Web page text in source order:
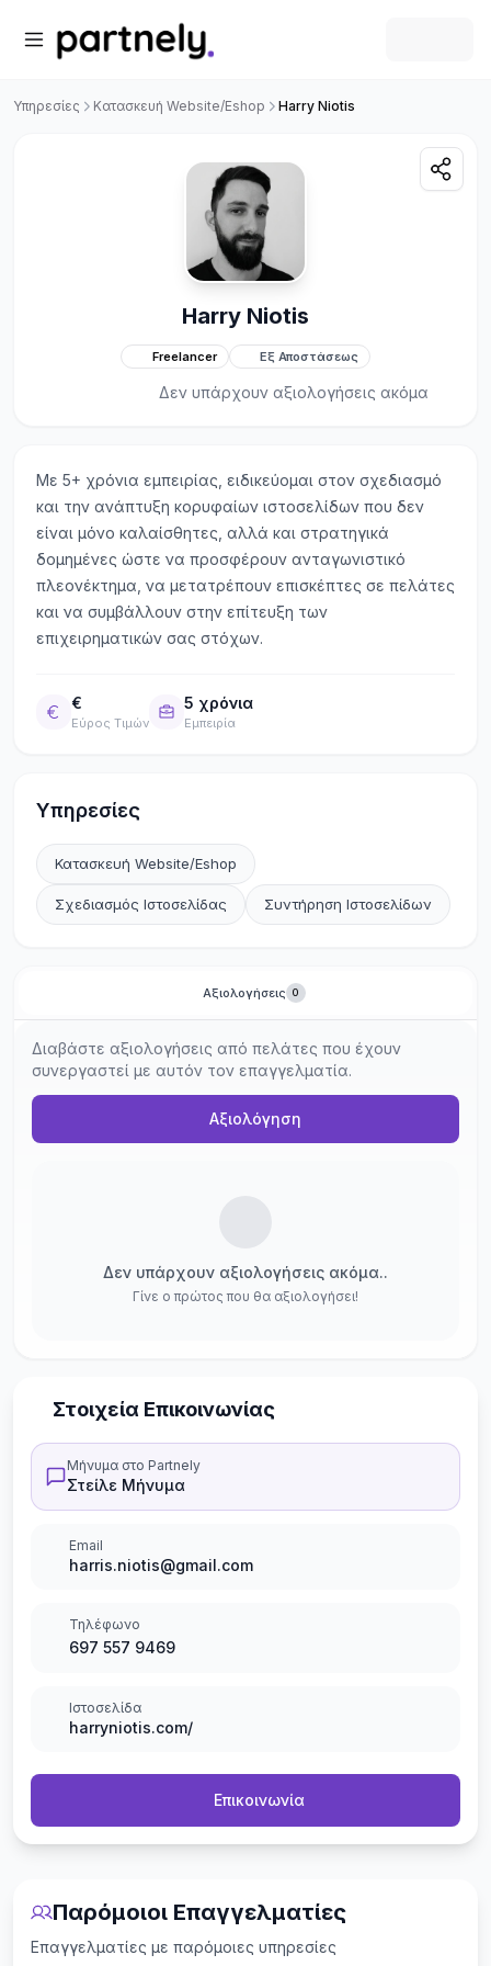
Υπηρεσίες Κατασκευή Website/Eshop Harry Niotis
Harry Niotis
Freelancer Εξ Αποστάσεως
Δεν υπάρχουν αξιολογήσεις ακόμα
Με 5+ χρόνια εμπειρίας, ειδικεύομαι στον σχεδιασμό
και την ανάπτυξη κορυφαίων ιστοσελίδων που δεν
είναι μόνο καλαίσθητες, αλλά και στρατηγικά
δομημένες ώστε να προσφέρουν ανταγωνιστικό
πλεονέκτημα, να μετατρέπουν επισκέπτες σε πελάτες
και να συμβάλλουν στην επίτευξη των
επιχειρηματικών σας στόχων.
€
Εύρος Τιμών
5 χρόνια
Εμπειρία
Υπηρεσίες
Κατασκευή Website/Eshop
Σχεδιασμός Ιστοσελίδας Συντήρηση Ιστοσελίδων
Αξιολογήσεις 0
Διαβάστε αξιολογήσεις από πελάτες που έχουν
συνεργαστεί με αυτόν τον επαγγελματία.
Αξιολόγηση
Δεν υπάρχουν αξιολογήσεις ακόμα..
Γίνε ο πρώτος που θα αξιολογήσει!
Στοιχεία Επικοινωνίας
Μήνυμα στο Partnely
Στείλε Μήνυμα
Email
harris.niotis@gmail.com
Τηλέφωνο
697 557 9469
Ιστοσελίδα
harryniotis.com/
Επικοινωνία
Παρόμοιοι Επαγγελματίες
Επαγγελματίες με παρόμοιες υπηρεσίες